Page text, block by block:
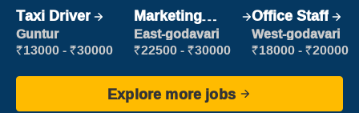
Taxi Driver
Guntur
₹13000 - ₹30000
Marketing
Executive
East-godavari
₹22500 - ₹30000
Office Staff
West-godavari
₹18000 - ₹20000
Explore more jobs